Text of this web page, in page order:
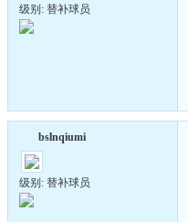
级别: 替补球员
bslnqiumi
级别: 替补球员